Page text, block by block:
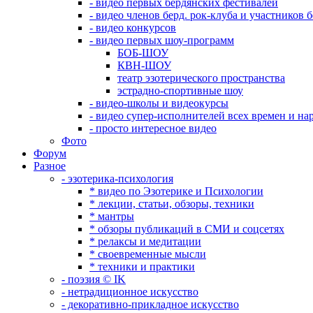
- видео членов берд. рок-клуба и участников
- видео конкурсов
- видео первых шоу-программ
БОБ-ШОУ
КВН-ШОУ
театр эзотерического пространства
эстрадно-спортивные шоу
- видео-школы и видеокурсы
- видео супер-исполнителей всех времен и
- просто интересное видео
Фото
Форум
Разное
- эзотерика-психология
* видео по Эзотерике и Психологии
* лекции, статьи, обзоры, техники
* мантры
* обзоры публикаций в СМИ и соцсетях
* релаксы и медитации
* своевременные мысли
* техники и практики
- поэзия © IK
- нетрадиционное искусство
- декоративно-прикладное искусство